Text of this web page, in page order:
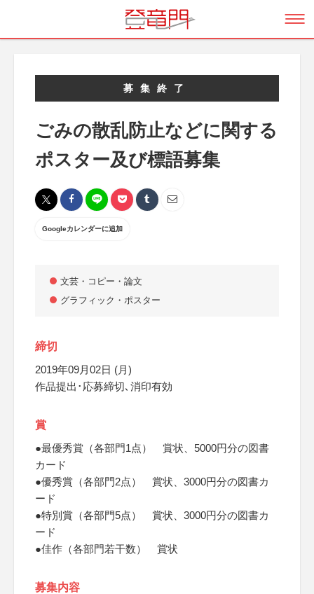
募集終了
ごみの散乱防止などに関する
ポスター及び標語募集
Googleカレンダーに追加
文芸・コピー・論文
グラフィック・ポスター
締切
2019年09月02日 (月)
作品提出･応募締切､消印有効
賞
●最優秀賞（各部門1点） 賞状、5000円分の図書
カード
●優秀賞（各部門2点） 賞状、3000円分の図書カ
ード
●特別賞（各部門5点） 賞状、3000円分の図書カ
ード
●佳作（各部門若干数） 賞状
募集内容